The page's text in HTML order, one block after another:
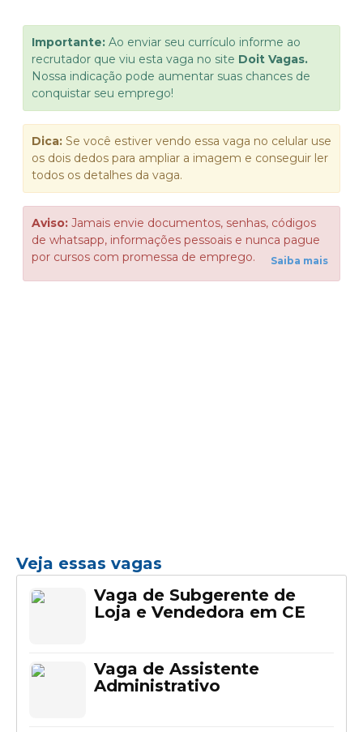
Importante: Ao enviar seu currículo informe ao
recrutador que viu esta vaga no site Doit Vagas.
Nossa indicação pode aumentar suas chances de
conquistar seu emprego!
Dica: Se você estiver vendo essa vaga no celular use
os dois dedos para ampliar a imagem e conseguir ler
todos os detalhes da vaga.
Aviso: Jamais envie documentos, senhas, códigos
de whatsapp, informações pessoais e nunca pague
por cursos com promessa de emprego.
Saiba mais
Veja essas vagas
Vaga de Subgerente de
Loja e Vendedora em CE
Vaga de Assistente
Administrativo